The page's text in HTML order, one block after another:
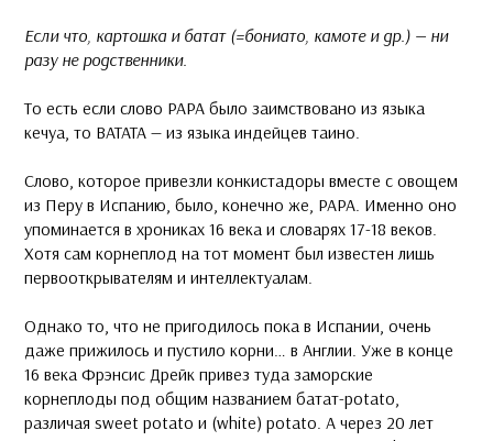
Если что, картошка и батат (=бониато, камоте и др.) — ни
разу не родственники.
То есть если слово PAPA было заимствовано из языка
кечуа, то BATATA — из языка индейцев таино.
Слово, которое привезли конкистадоры вместе с овощем
из Перу в Испанию, было, конечно же, PAPA. Именно оно
упоминается в хрониках 16 века и словарях 17-18 веков.
Хотя сам корнеплод на тот момент был известен лишь
первооткрывателям и интеллектуалам.
Однако то, что не пригодилось пока в Испании, очень
даже прижилось и пустило корни… в Англии. Уже в конце
16 века Фрэнсис Дрейк привез туда заморские
корнеплоды под общим названием батат-potato,
различая sweet potato и (white) potato. А через 20 лет